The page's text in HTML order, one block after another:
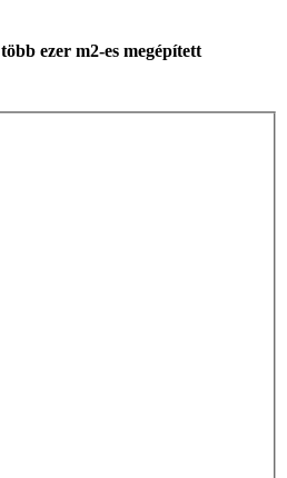
több ezer m2-es megépített